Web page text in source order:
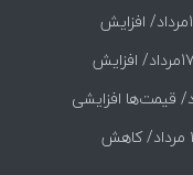
قیمت طلا و سکه امروز شنبه 17مرداد/ افزایش
قیمت طلای 18عیار امروز شنبه 17مرداد/ افزایش
قیمت طلا و سکه امروز جمعه ۱۶ مرداد/ کاهش